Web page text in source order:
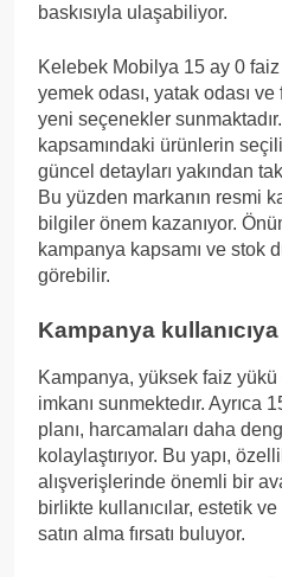
baskısıyla ulaşabiliyor.
Kelebek Mobilya 15 ay 0
yemek odası, yatak odası
yeni seçenekler
kapsamındaki ürünlerin seçili
güncel detayları yakından
Bu yüzden markanın resmi
bilgiler önem kazanıyor.
kampanya kapsamı ve stok
görebilir.
Kampanya
Kampanya, yüksek faiz
imkanı sunmektedır. Ayrıca
planı, harcamaları daha
kolaylaştırıyor. Bu yapı,
alışverişlerinde önemli bir
birlikte kullanıcılar, estetik
satın alma fırsatı buluyor.